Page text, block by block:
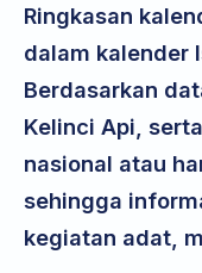
Ringkasan
dalam kalender
Berdasarkan
Kelinci Api,
nasional atau
sehingga
kegiatan adat,